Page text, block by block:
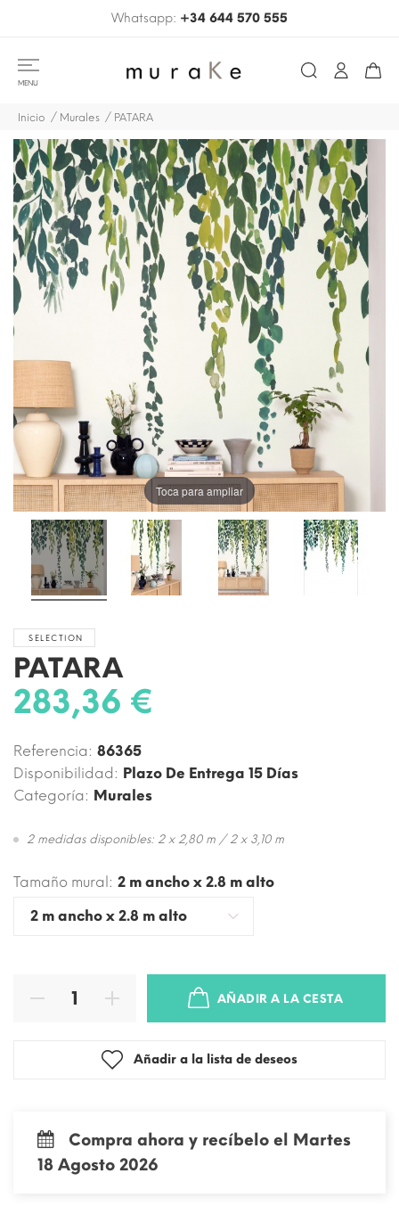
Whatsapp: +34 644 570 555
MENU
Inicio Murales PATARA
Toca para ampliar
SELECTION
PATARA
283,36 €
Referencia: 86365
Disponibilidad: Plazo De Entrega 15 Días
Categoría: Murales
2 medidas disponibles: 2 x 2,80 m / 2 x 3,10 m
Tamaño mural: 2 m ancho x 2.8 m alto
AÑADIR A LA CESTA
Añadir a la lista de deseos
Compra ahora y recíbelo el Martes
18 Agosto 2026